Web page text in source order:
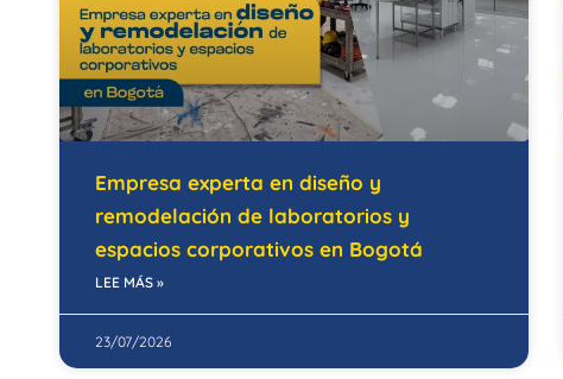
Empresa experta en diseño y
remodelación de laboratorios y
espacios corporativos en Bogotá
LEE MÁS »
23/07/2026